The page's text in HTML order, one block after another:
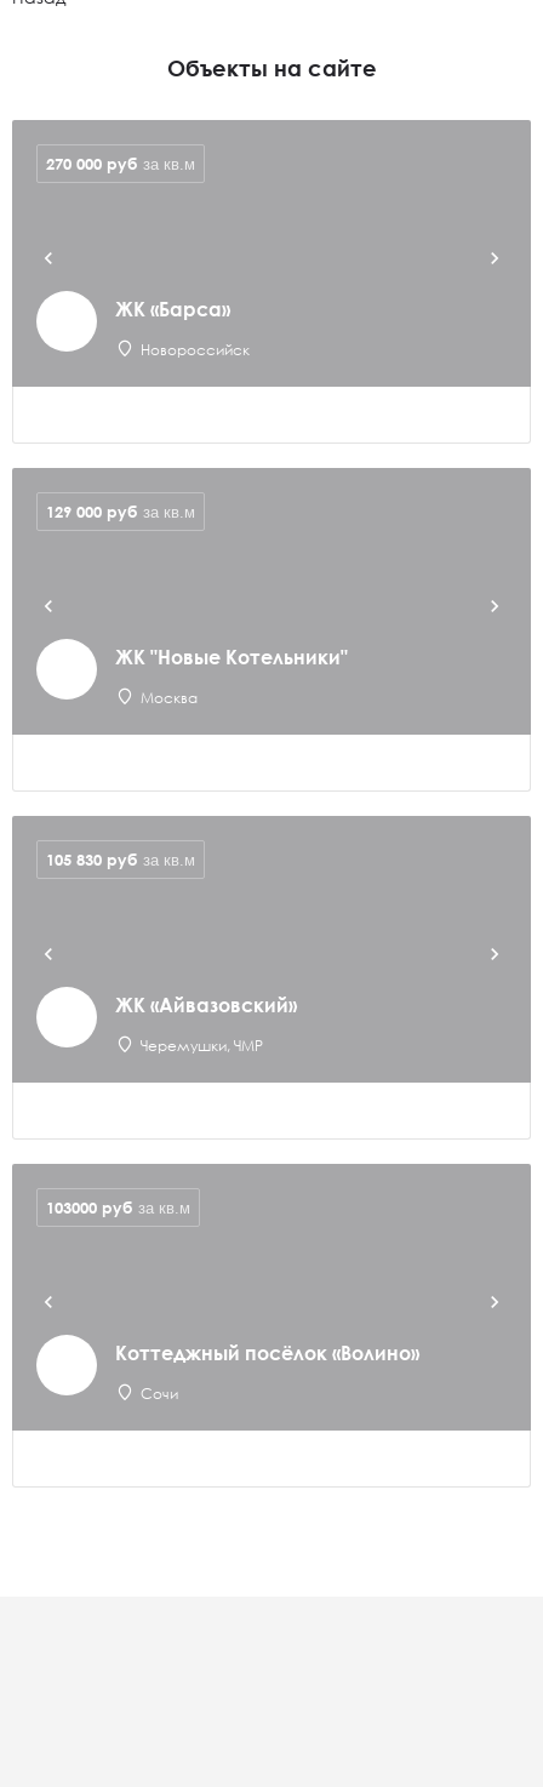
Объекты на сайте
ЖК «Барса»
Новороссийск
270 000 руб за кв.м
ЖК "Новые Котельники"
Москва
129 000 руб за кв.м
ЖК «Айвазовский»
Черемушки, ЧМР
105 830 руб за кв.м
Коттеджный посёлок «Волино»
Сочи
103000 руб за кв.м